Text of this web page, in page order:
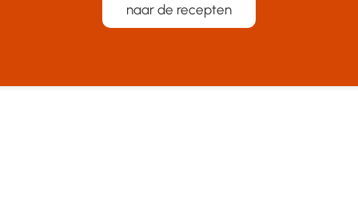
naar de recepten